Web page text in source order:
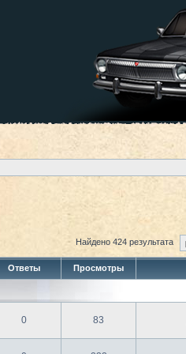
Найдено 424 результата
Ответы Просмотры
0 83